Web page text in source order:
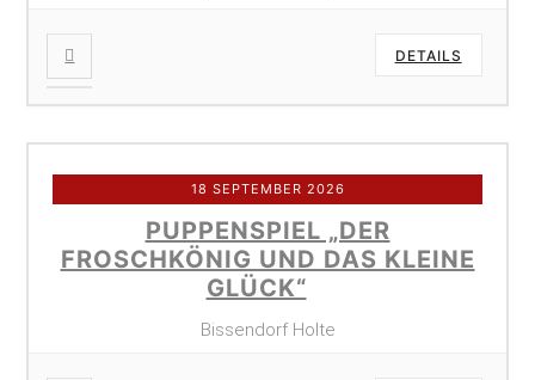
DETAILS
18 SEPTEMBER 2026
PUPPENSPIEL „DER
FROSCHKÖNIG UND DAS KLEINE
GLÜCK“
Bissendorf Holte